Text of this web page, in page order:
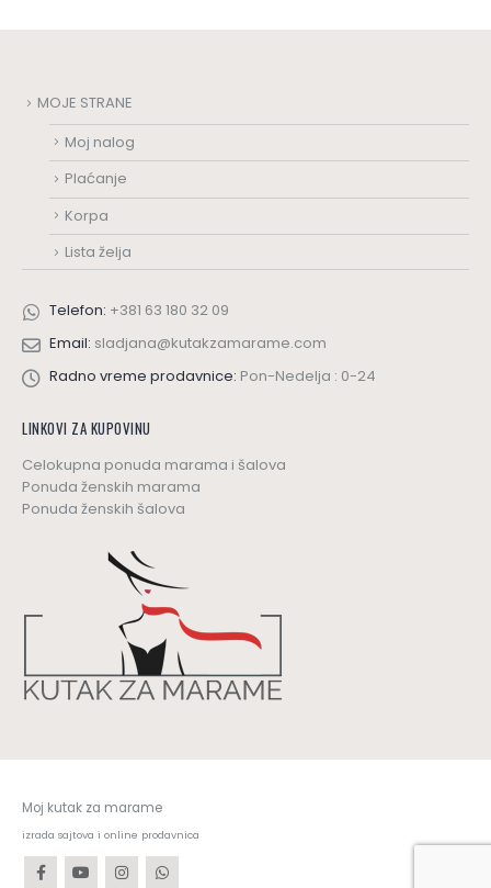
MOJE STRANE
Moj nalog
Plaćanje
Korpa
Lista želja
Telefon: +381 63 180 32 09
Email: sladjana@kutakzamarame.com
Radno vreme prodavnice: Pon-Nedelja : 0-24
LINKOVI ZA KUPOVINU
Celokupna ponuda marama i šalova
Ponuda ženskih marama
Ponuda ženskih šalova
Moj kutak za marame
izrada sajtova i online prodavnica